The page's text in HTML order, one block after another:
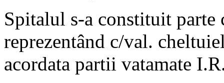
Spitalul s-a constituit parte
reprezentând c/val.
acordata partii vatamate